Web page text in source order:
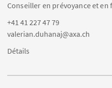
Conseiller en prévoyance et en
+41 41 227 47 79
valerian.duhanaj@axa.ch
Détails